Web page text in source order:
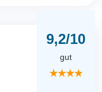
9,2/10
gut
★★★★